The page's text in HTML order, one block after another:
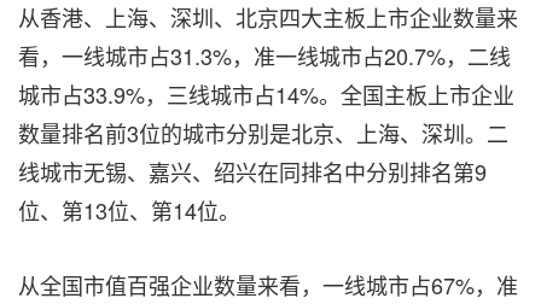
从香港、上海、深圳、北京四大主板上市企业数量来
看，一线城市占31.3%，准一线城市占20.7%，二线
城市占33.9%，三线城市占14%。全国主板上市企业
数量排名前3位的城市分别是北京、上海、深圳。二
线城市无锡、嘉兴、绍兴在同排名中分别排名第9
位、第13位、第14位。
从全国市值百强企业数量来看，一线城市占67%，准